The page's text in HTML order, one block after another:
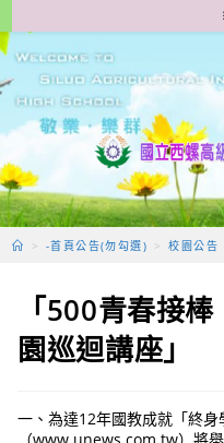
轉
至
要
容
> -首頁公告(勿勾選) > 校園公告
「500青春接
園巡迴講座」
一、為達12年國教成就「終